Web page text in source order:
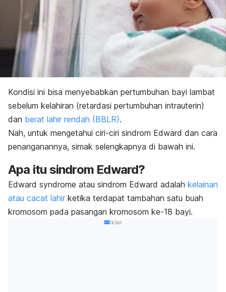
Kondisi ini bisa menyebabkan pertumbuhan bayi lambat
sebelum kelahiran (retardasi pertumbuhan intrauterin)
dan berat lahir rendah (BBLR).
Nah, untuk mengetahui ciri-ciri sindrom Edward dan cara
penanganannya, simak selengkapnya di bawah ini.
Apa itu sindrom Edward?
Edward syndrome atau sindrom Edward adalah kelainan
atau cacat lahir ketika terdapat tambahan satu buah
kromosom pada pasangan kromosom ke-18 bayi.
Iklan